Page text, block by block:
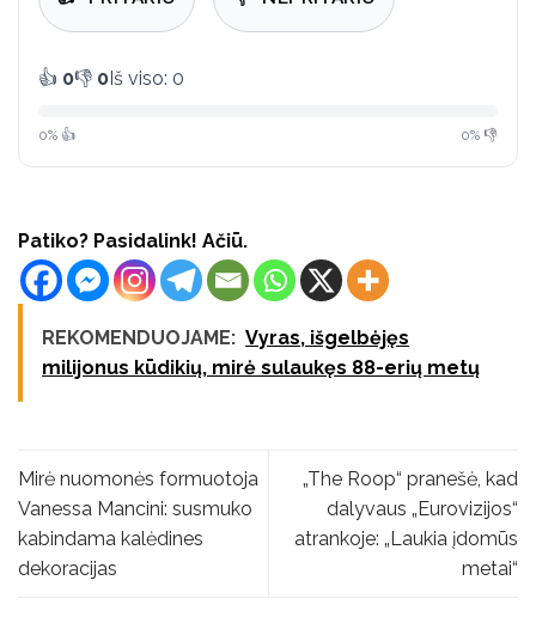
👍 0👎 0Iš viso: 0
0% 👍 0% 👎
Patiko? Pasidalink! Ačiū.
REKOMENDUOJAME: Vyras, išgelbėjęs
milijonus kūdikių, mirė sulaukęs 88-erių metų
Mirė nuomonės formuotoja
Vanessa Mancini: susmuko
kabindama kalėdines
dekoracijas
„The Roop“ pranešė, kad
dalyvaus „Eurovizijos“
atrankoje: „Laukia įdomūs
metai“